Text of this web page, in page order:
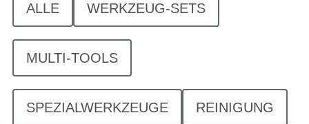
ALLE WERKZEUG-SETS
MULTI-TOOLS
SPEZIALWERKZEUGE REINIGUNG